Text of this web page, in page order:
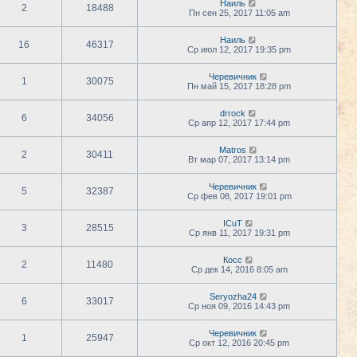
2 18488
Наиль
Пн сен 25, 2017 11:05 am
16 46317
Наиль
Ср июл 12, 2017 19:35 pm
1 30075
Черевичник
Пн май 15, 2017 18:28 pm
6 34056
drrock
Ср апр 12, 2017 17:44 pm
2 30411
Matros
Вт мар 07, 2017 13:14 pm
5 32387
Черевичник
Ср фев 08, 2017 19:01 pm
3 28515
ICuT
Ср янв 11, 2017 19:31 pm
2 11480
Косс
Ср дек 14, 2016 8:05 am
6 33017
Seryozha24
Ср ноя 09, 2016 14:43 pm
1 25947
Черевичник
Ср окт 12, 2016 20:45 pm